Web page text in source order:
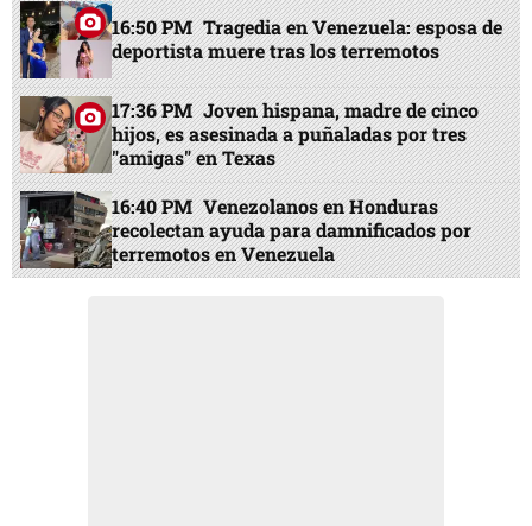
16:50 PM Tragedia en Venezuela: esposa de
deportista muere tras los terremotos
17:36 PM Joven hispana, madre de cinco
hijos, es asesinada a puñaladas por tres
"amigas" en Texas
16:40 PM Venezolanos en Honduras
recolectan ayuda para damnificados por
terremotos en Venezuela